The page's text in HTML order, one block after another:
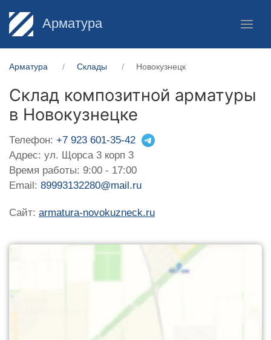
Арматура
Арматура Склады Новокузнецк
Склад композитной арматуры
в Новокузнецке
Телефон: +7 923 601-35-42
Адрес: ул. Щорса 3 корп 3
Время работы: 9:00 - 17:00
Email: 89993132280@mail.ru
Сайт: armatura-novokuzneck.ru